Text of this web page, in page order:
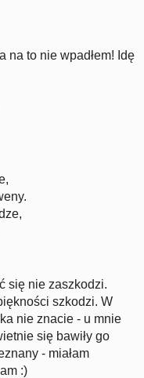
na to nie wpadłem! Idę
się nie zaszkodzi.
szkodzi. W
nie znacie - u mnie
się bawiły go
- miałam
:)